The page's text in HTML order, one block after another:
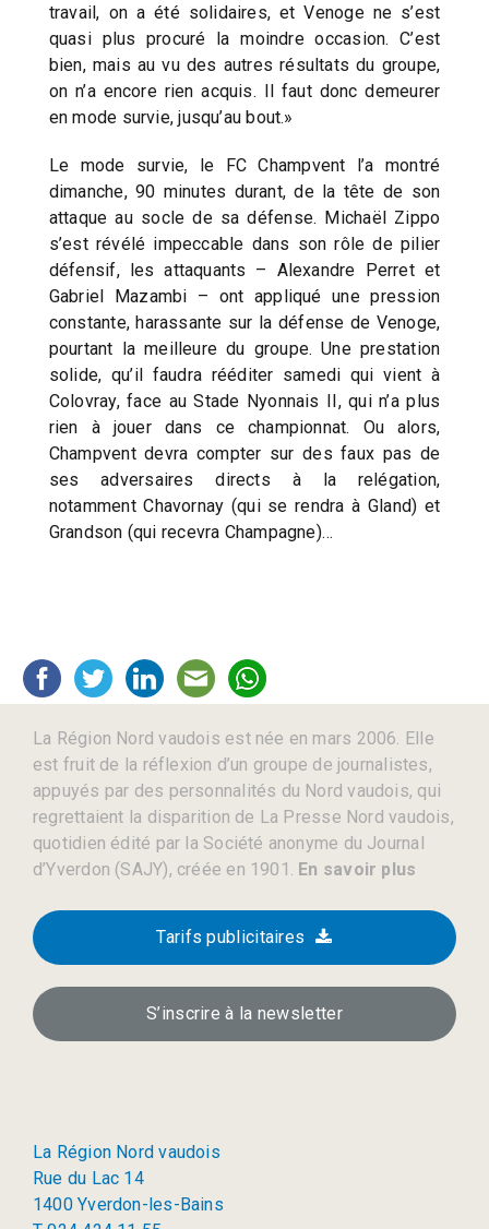
travail, on a été solidaires, et Venoge ne s’est
quasi plus procuré la moindre occasion. C’est
bien, mais au vu des autres résultats du groupe,
on n’a encore rien acquis. Il faut donc demeurer
en mode survie, jusqu’au bout.»
Le mode survie, le FC Champvent l’a montré
dimanche, 90 minutes durant, de la tête de son
attaque au socle de sa défense. Michaël Zippo
s’est révélé impeccable dans son rôle de pilier
défensif, les attaquants – Alexandre Perret et
Gabriel Mazambi – ont appliqué une pression
constante, harassante sur la défense de Venoge,
pourtant la meilleure du groupe. Une prestation
solide, qu’il faudra rééditer samedi qui vient à
Colovray, face au Stade Nyonnais II, qui n’a plus
rien à jouer dans ce championnat. Ou alors,
Champvent devra compter sur des faux pas de
ses adversaires directs à la relégation,
notamment Chavornay (qui se rendra à Gland) et
Grandson (qui recevra Champagne)…
La Région Nord vaudois est née en mars 2006. Elle
est fruit de la réflexion d’un groupe de journalistes,
appuyés par des personnalités du Nord vaudois, qui
regrettaient la disparition de La Presse Nord vaudois,
quotidien édité par la Société anonyme du Journal
d’Yverdon (SAJY), créée en 1901. En savoir plus
Tarifs publicitaires
S’inscrire à la newsletter
La Région Nord vaudois
Rue du Lac 14
1400 Yverdon-les-Bains